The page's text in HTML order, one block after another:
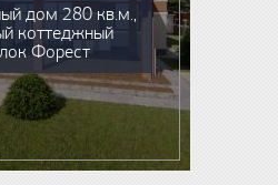
дом 280 кв.м.,
коттеджный
Форест